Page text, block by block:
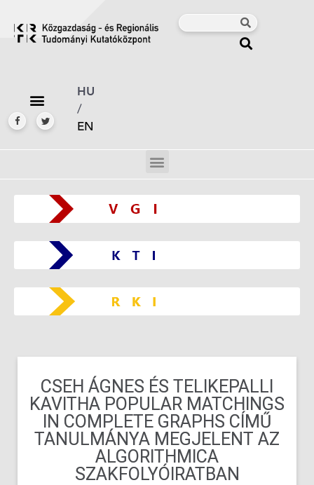
HU
/
EN
CSEH ÁGNES ÉS TELIKEPALLI
KAVITHA POPULAR MATCHINGS
IN COMPLETE GRAPHS CÍMŰ
TANULMÁNYA MEGJELENT AZ
ALGORITHMICA
SZAKFOLYÓIRATBAN